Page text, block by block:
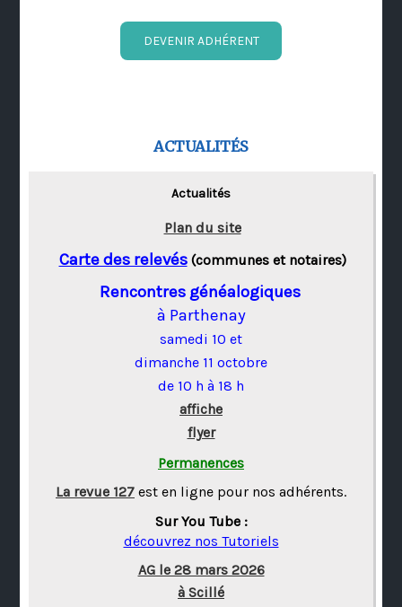
DEVENIR ADHÉRENT
ACTUALITÉS
Actualités
Plan du site
Carte des relevés(communes et notaires)
Rencontres généalogiques
à Parthenay
samedi 10 et
dimanche 11 octobre
de 10 h à 18 h
affiche
flyer
Permanences
La revue 127 est en ligne pour nos adhérents.
Sur You Tube :
découvrez nos Tutoriels
AG le 28 mars 2026
à Scillé